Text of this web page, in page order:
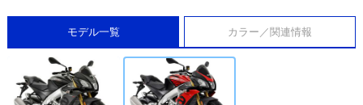
モデル一覧 カラー／関連情報